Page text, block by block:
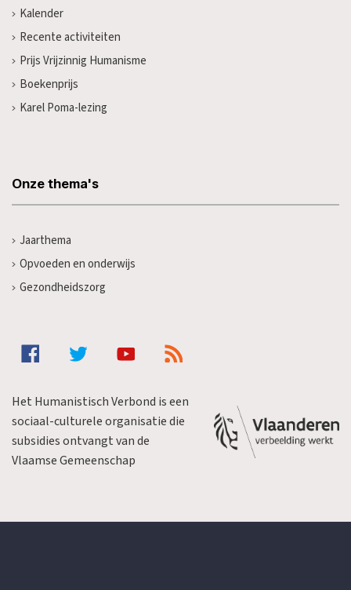
Kalender
Recente activiteiten
Prijs Vrijzinnig Humanisme
Boekenprijs
Karel Poma-lezing
Onze thema's
Jaarthema
Opvoeden en onderwijs
Gezondheidszorg
Het Humanistisch Verbond is een
sociaal-culturele organisatie die
subsidies ontvangt van de
Vlaamse Gemeenschap